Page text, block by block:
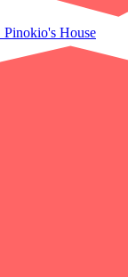
Pinokio's House